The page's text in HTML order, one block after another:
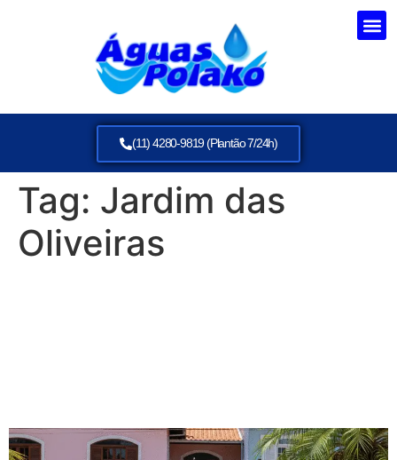
(11) 4280-9819 (Plantão 7/24h)
Tag: Jardim das
Oliveiras